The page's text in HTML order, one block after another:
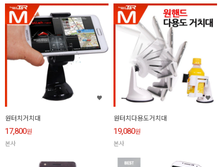
원터치거치대
17,800원
본사
원터치다용도거치대
19,080원
본사